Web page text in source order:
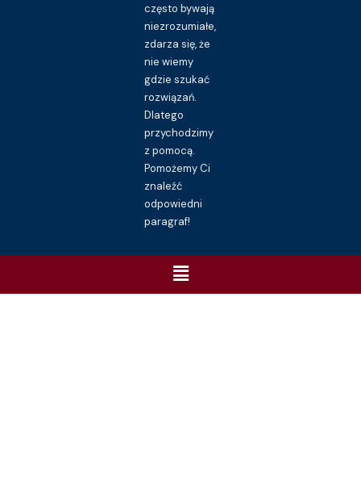
często bywają
niezrozumiałe,
zdarza się, że
nie wiemy
gdzie szukać
rozwiązań.
Dlatego
przychodzimy
z pomocą.
Pomożemy Ci
znaleźć
odpowiedni
paragraf!
Menu